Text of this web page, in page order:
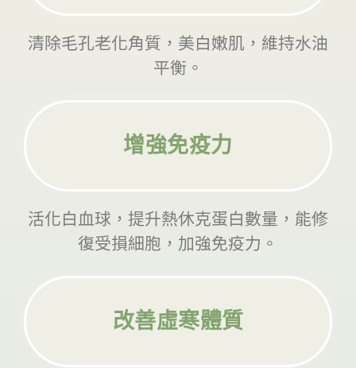
清除毛孔老化角質，美白嫩肌，維持水油
平衡。
增強免疫力
活化白血球，提升熱休克蛋白數量，能修
復受損細胞，加強免疫力。
改善虛寒體質